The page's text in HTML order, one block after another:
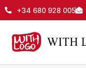
+34 680 928 005